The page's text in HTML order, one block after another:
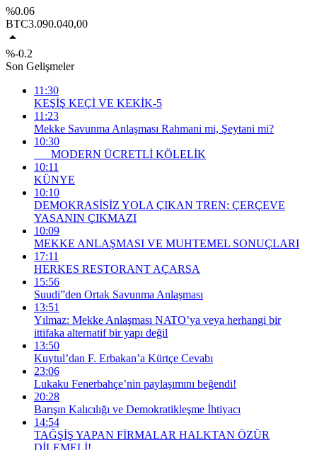
%0.06
BTC3.090.040,00
%-0.2
Son Gelişmeler
11:30
KEŞİŞ KEÇİ VE KEKİK-5
11:23
Mekke Savunma Anlaşması Rahmani mi, Şeytani mi?
10:30
MODERN ÜCRETLİ KÖLELİK
10:11
KÜNYE
10:10
DEMOKRASİSİZ YOLA ÇIKAN TREN: ÇERÇEVE
YASANIN ÇIKMAZI
10:09
MEKKE ANLAŞMASI VE MUHTEMEL SONUÇLARI
17:11
HERKES RESTORANT AÇARSA
15:56
Suudi”den Ortak Savunma Anlaşması
13:51
Yılmaz: Mekke Anlaşması NATO’ya veya herhangi bir
ittifaka alternatif bir yapı değil
13:50
Kuytul’dan F. Erbakan’a Kürtçe Cevabı
23:06
Lukaku Fenerbahçe’nin paylaşımını beğendi!
20:28
Barışın Kalıcılığı ve Demokratikleşme İhtiyacı
14:54
TAĞŞİŞ YAPAN FİRMALAR HALKTAN ÖZÜR
DİLEMELİ!